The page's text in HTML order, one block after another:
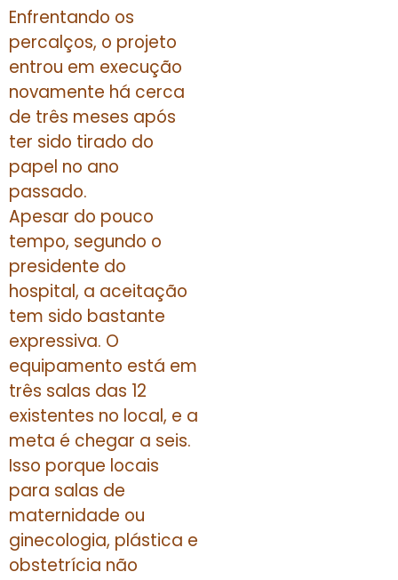
Enfrentando os
percalços, o projeto
entrou em execução
novamente há cerca
de três meses após
ter sido tirado do
papel no ano
passado.
Apesar do pouco
tempo, segundo o
presidente do
hospital, a aceitação
tem sido bastante
expressiva. O
equipamento está em
três salas das 12
existentes no local, e a
meta é chegar a seis.
Isso porque locais
para salas de
maternidade ou
ginecologia, plástica e
obstetrícia não